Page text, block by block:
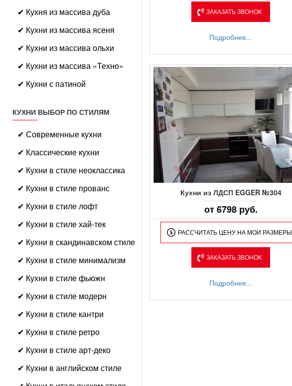
✔ Кухня из массива дуба
✔ Кухни из массива ясеня
✔ Кухни из массива ольхи
✔ Кухни из массива «Техно»
✔ Кухни с патиной
КУХНИ ВЫБОР ПО СТИЛЯМ
✔ Современные кухни
✔ Классические кухни
✔ Кухни в стиле неоклассика
✔ Кухни в стиле прованс
✔ Кухни в стиле лофт
✔ Кухни в стиле хай-тек
✔ Кухни в скандинавском стиле
✔ Кухни в стиле минимализм
✔ Кухни в стиле фьюжн
✔ Кухни в стиле модерн
✔ Кухни в стиле кантри
✔ Кухни в стиле ретро
✔ Кухни в стиле арт-деко
✔ Кухни в английском стиле
ЗАКАЗАТЬ ЗВОНОК
Подробнее...
Кухни из ЛДСП EGGER №304
от 6798 руб.
РАССЧИТАТЬ ЦЕНУ НА МОИ РАЗМЕРЫ
ЗАКАЗАТЬ ЗВОНОК
Подробнее...